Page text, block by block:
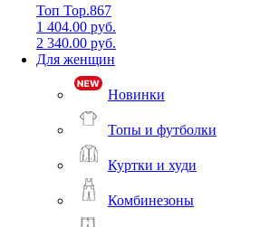
Топ Top.867
1 404.00 руб.
2 340.00 руб.
Для женщин
Новинки
Топы и футболки
Куртки и худи
Комбинезоны